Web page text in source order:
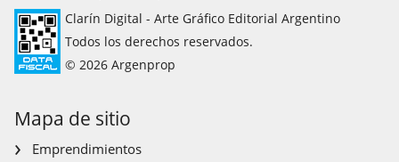
Clarín Digital - Arte Gráfico Editorial Argentino
Todos los derechos reservados.
© 2026 Argenprop
Mapa de sitio
Emprendimientos